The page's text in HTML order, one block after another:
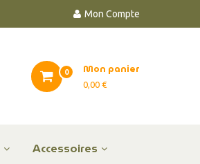
Mon Compte
Mon panier
0,00 €
0
Accessoires